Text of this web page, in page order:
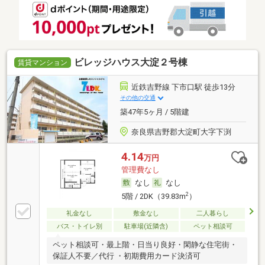
賃貸マンション ビレッジハウス大淀２号棟
近鉄吉野線 下市口駅 徒歩13分
その他の交通
築47年5ヶ月 / 5階建
奈良県吉野郡大淀町大字下渕
4.14万円
管理費なし
なし
なし
5階 / 2DK（39.83m2）
礼金なし 敷金なし
二人暮らし
バス・トイレ別
駐車場(近隣含) ペット相談可
ペット相談可・最上階・日当り良好・閑静な住宅街・
保証人不要／代行 ・初期費用カード決済可